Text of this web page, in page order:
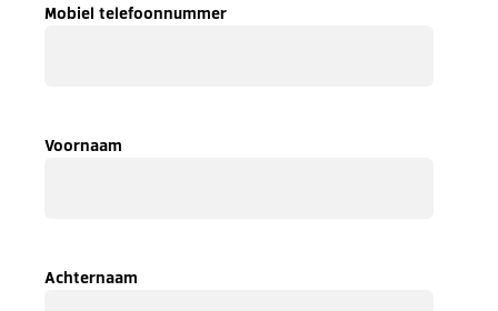
Mobiel telefoonnummer
Voornaam
Achternaam